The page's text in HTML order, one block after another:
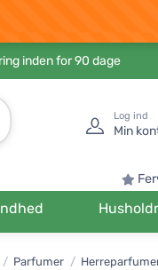
inden for 90 dage
Log ind
Min
/ Parfumer /